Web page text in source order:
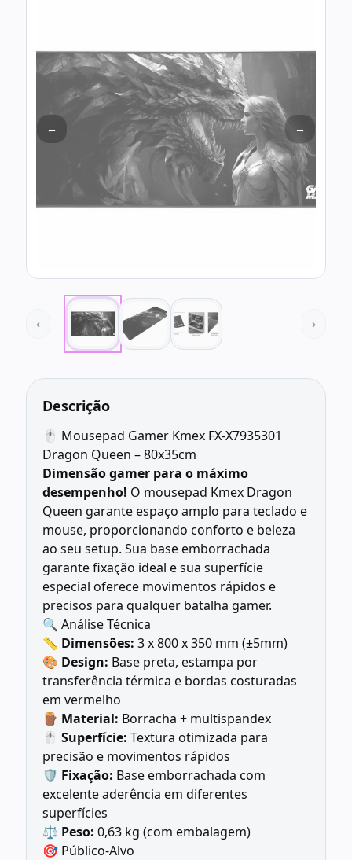
← →
‹ ›
Descrição
🖱️ Mousepad Gamer Kmex FX-X7935301
Dragon Queen – 80x35cm
Dimensão gamer para o máximo
desempenho! O mousepad Kmex Dragon
Queen garante espaço amplo para teclado e
mouse, proporcionando conforto e beleza
ao seu setup. Sua base emborrachada
garante fixação ideal e sua superfície
especial oferece movimentos rápidos e
precisos para qualquer batalha gamer.
🔍 Análise Técnica
📏 Dimensões: 3 x 800 x 350 mm (±5mm)
🎨 Design: Base preta, estampa por
transferência térmica e bordas costuradas
em vermelho
🪵 Material: Borracha + multispandex
🖱️ Superfície: Textura otimizada para
precisão e movimentos rápidos
🛡️ Fixação: Base emborrachada com
excelente aderência em diferentes
superfícies
⚖️ Peso: 0,63 kg (com embalagem)
🎯 Público-Alvo